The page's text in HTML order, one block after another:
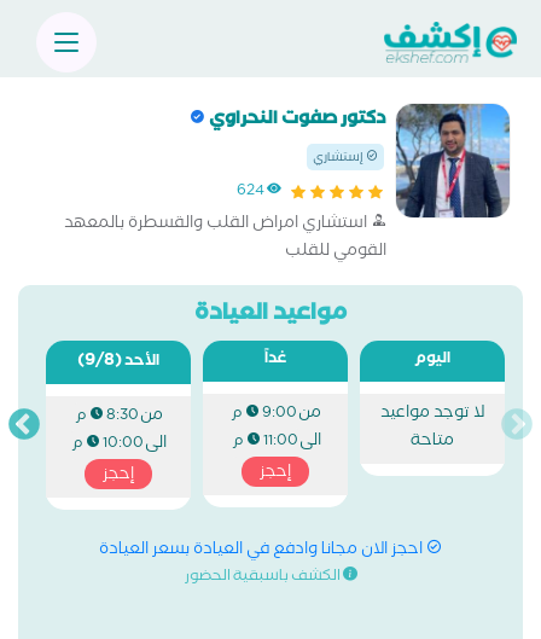
دكتور صفوت النحراوي
إستشاري
624
استشاري امراض القلب والقسطرة بالمعهد
القومي للقلب
مواعيد العيادة
اليوم
لا توجد مواعيد
متاحة
غداً
من9:00 م
الى11:00 م
إحجز
الأحد(9/8)
من8:30 م
الى10:00 م
إحجز
احجز الان مجانا وادفع في العيادة بسعر العيادة
الكشف باسبقية الحضور